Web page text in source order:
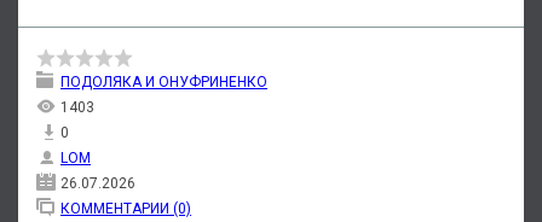
ПОДОЛЯКА И ОНУФРИНЕНКО
1403
0
LOM
26.07.2026
КОММЕНТАРИИ (0)